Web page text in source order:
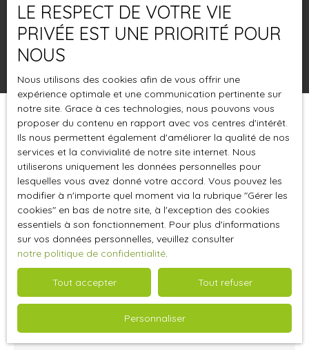
Surface min (m²)
Pertinence
Trier par Créer une alerte
Vendu
LE RESPECT DE VOTRE VIE
PRIVÉE EST UNE PRIORITÉ POUR
NOUS
Nous utilisons des cookies afin de vous offrir une
expérience optimale et une communication pertinente sur
notre site. Grace à ces technologies, nous pouvons vous
proposer du contenu en rapport avec vos centres d'intérêt.
Ils nous permettent également d'améliorer la qualité de nos
services et la convivialité de notre site internet. Nous
utiliserons uniquement les données personnelles pour
lesquelles vous avez donné votre accord. Vous pouvez les
modifier à n'importe quel moment via la rubrique ″Gérer les
cookies″ en bas de notre site, à l'exception des cookies
essentiels à son fonctionnement. Pour plus d'informations
sur vos données personnelles, veuillez consulter
notre politique de confidentialité.
Tout accepter Tout refuser
Personnaliser